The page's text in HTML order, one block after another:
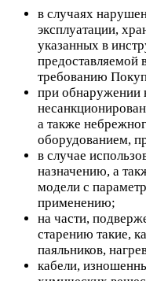
в случаях
эксплуатации,
указанных в
предоставляемой
требованию
при обнаружении
а также
оборудованием,
в случае
назначению, а
модели с
применению;
на части,
старению такие,
паяльников,
кабели,